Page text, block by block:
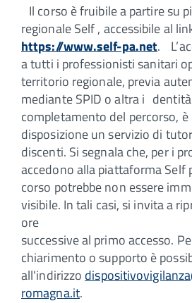
Il corso è fruibile a partire su
regionale Self , accessibile al
https://www.self-pa.net.
a tutti i professionisti sanitari
territorio regionale, previa
mediante SPID o altra i
completamento del percorso, è
disposizione un servizio di
discenti. Si segnala che, per i
accedono alla piattaforma Self
corso potrebbe non essere
visibile. In tali casi, si invita a
ore
successive al primo accesso.
chiarimento o supporto è
all'indirizzo
romagna.it.